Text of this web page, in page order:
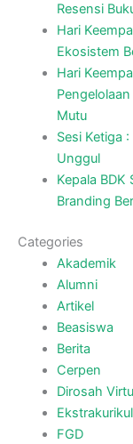
Resensi
Hari
Ekosistem
Hari
Mutu
Sesi Ketiga
Unggul
Kepala BDK
Branding
Categories
Akademik
Alumni
Artikel
Beasiswa
Berita
Cerpen
Dirosah
FGD